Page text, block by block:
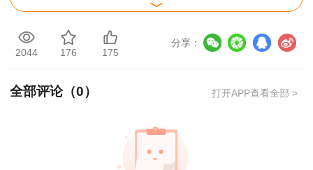
6月26日-6月28日
四、资格复核范围
试报考时，选择告知承诺制，且报名资格在线通过
审核没有到现场审核的人员，按相应比例抽取的合
2044 176 175
分享：
全部评论（0） 打开APP查看全部 >